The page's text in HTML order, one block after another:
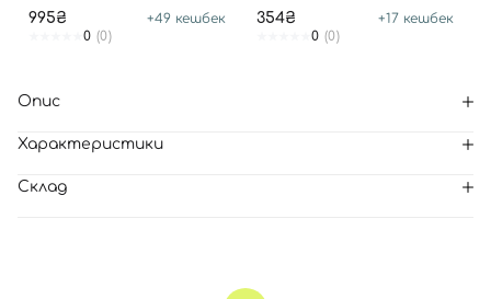
995₴ +49 кешбек
0 (0)
354₴ +17 кешбек
0 (0)
Опис
Характеристики
Склад